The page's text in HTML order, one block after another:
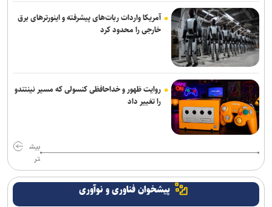
آمریکا واردات ربات‌های پیشرفته و اینورترهای برق
خارجی را محدود کرد
روایت ظهور و خداحافظی کنسولی که مسیر نینتندو
را تغییر داد
بیش
تر
پیشخوان فناوری و نوآوری